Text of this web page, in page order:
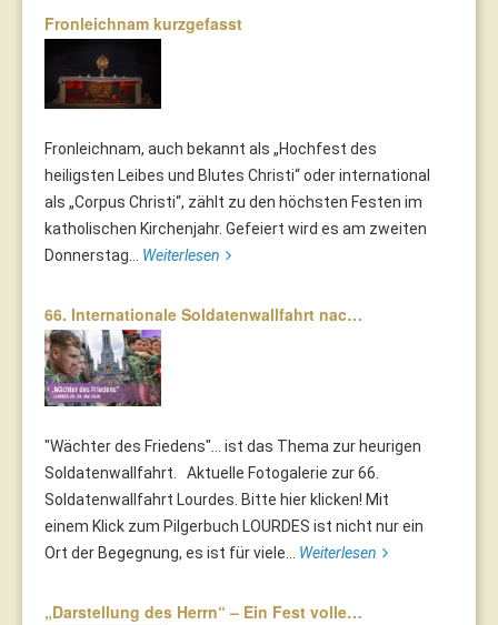
Fronleichnam kurzgefasst
Fronleichnam, auch bekannt als „Hochfest des
heiligsten Leibes und Blutes Christi“ oder international
als „Corpus Christi“, zählt zu den höchsten Festen im
katholischen Kirchenjahr. Gefeiert wird es am zweiten
Donnerstag... Weiterlesen
66. Internationale Soldatenwallfahrt nac…
"Wächter des Friedens"... ist das Thema zur heurigen
Soldatenwallfahrt. Aktuelle Fotogalerie zur 66.
Soldatenwallfahrt Lourdes. Bitte hier klicken! Mit
einem Klick zum Pilgerbuch LOURDES ist nicht nur ein
Ort der Begegnung, es ist für viele... Weiterlesen
„Darstellung des Herrn“ – Ein Fest volle…